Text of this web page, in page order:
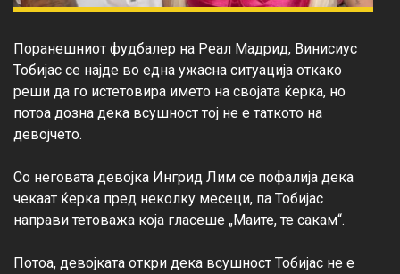
Поранешниот фудбалер на Реал Мадрид, Винисиус
Тобијас се најде во една ужасна ситуација откако
реши да го истетовира името на својата ќерка, но
потоа дозна дека всушност тој не е таткото на
девојчето.
Со неговата девојка Ингрид Лим се пофалија дека
чекаат ќерка пред неколку месеци, па Тобијас
направи тетоважа која гласеше „Маите, те сакам“.
Потоа, девојката откри дека всушност Тобијас не е